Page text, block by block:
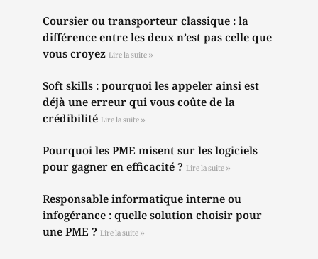
Coursier ou transporteur classique : la
différence entre les deux n’est pas celle que
vous croyez Lire la suite »
Soft skills : pourquoi les appeler ainsi est
déjà une erreur qui vous coûte de la
crédibilité Lire la suite »
Pourquoi les PME misent sur les logiciels
pour gagner en efficacité ? Lire la suite »
Responsable informatique interne ou
infogérance : quelle solution choisir pour
une PME ? Lire la suite »